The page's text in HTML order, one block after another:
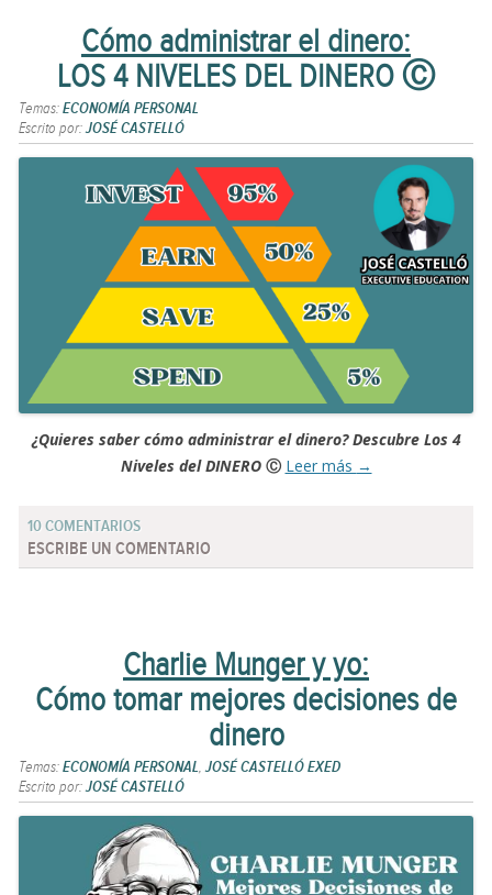
Cómo administrar el dinero:
LOS 4 NIVELES DEL DINERO Ⓒ
Temas:ECONOMÍA PERSONAL
Escrito por:JOSÉ CASTELLÓ
¿Quieres saber cómo administrar el dinero? Descubre Los 4
Niveles del DINERO Ⓒ Leer más →
10 COMENTARIOS
ESCRIBE UN COMENTARIO
Charlie Munger y yo:
Cómo tomar mejores decisiones de
dinero
Temas:ECONOMÍA PERSONAL,JOSÉ CASTELLÓ EXED
Escrito por:JOSÉ CASTELLÓ